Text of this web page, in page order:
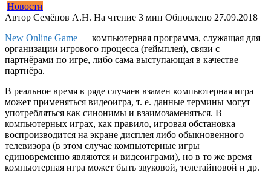
Новости
Автор Семёнов А.Н. На чтение 3 мин Обновлено 27.09.2018
New Online Game — компьютерная программа, служащая для
организации игрового процесса (геймплея), связи с
партнёрами по игре, либо сама выступающая в качестве
партнёра.
В реальное время в ряде случаев взамен компьютерная игра
может применяться видеоигра, т. е. данные термины могут
употребляться как синонимы и взаимозаменяться. В
компьютерных играх, как правило, игровая обстановка
воспроизводится на экране дисплея либо обыкновенного
телевизора (в этом случае компьютерные игры
единовременно являются и видеоиграми), но в то же время
компьютерная игра может быть звуковой, телетайповой и др.